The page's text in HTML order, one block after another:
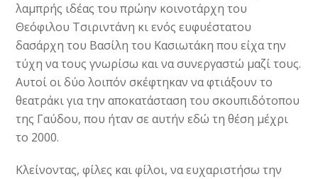
λαμπρής ιδέας του πρώην κοινοτάρχη του
Θεόφιλου Τσιριντάνη κι ενός ευφυέστατου
δασάρχη του Βασίλη του Κασιωτάκη που είχα την
τύχη να τους γνωρίσω και να συνεργαστώ μαζί τους.
Αυτοί οι δύο λοιπόν σκέφτηκαν να φτιάξουν το
θεατράκι για την αποκατάσταση του σκουπιδότοπου
της Γαύδου, που ήταν σε αυτήν εδώ τη θέση μέχρι
το 2000.
Κλείνοντας, φίλες και φίλοι, να ευχαριστήσω την